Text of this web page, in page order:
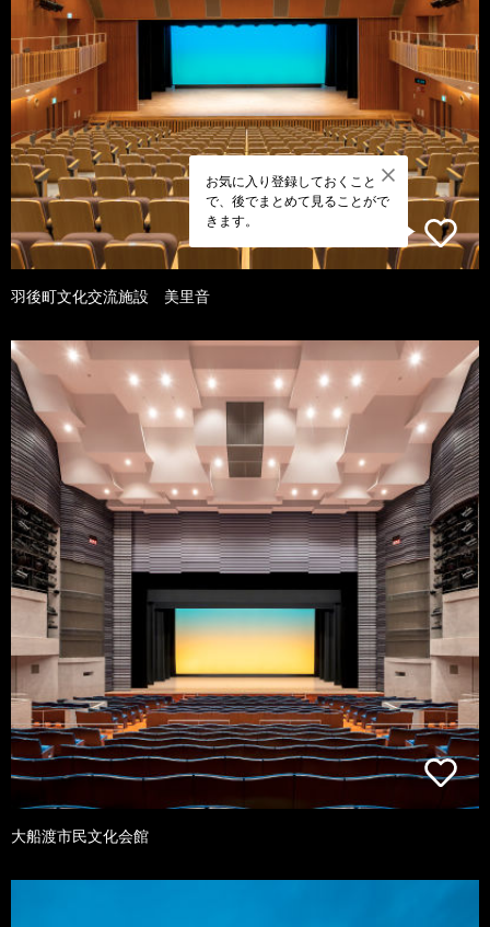
お気に入り登録しておくこと
で、後でまとめて見ることがで
きます。
羽後町文化交流施設 美里音
大船渡市民文化会館